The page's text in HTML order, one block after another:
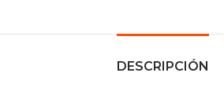
DESCRIPCIÓN